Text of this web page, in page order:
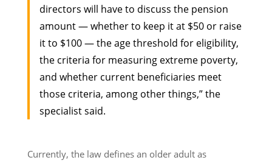
directors will have to discuss the pension
amount — whether to keep it at $50 or raise
it to $100 — the age threshold for eligibility,
the criteria for measuring extreme poverty,
and whether current beneficiaries meet
those criteria, among other things,” the
specialist said.
Currently, the law defines an older adult as